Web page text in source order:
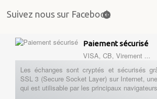
Suivez nous sur Facebook
Paiement sécurisé
VISA, CB, Virement ...
Les échanges sont cryptés et sécurisés
SSL 3 (Secure Socket Layer) sur Internet,
qui est utilisable par les principaux